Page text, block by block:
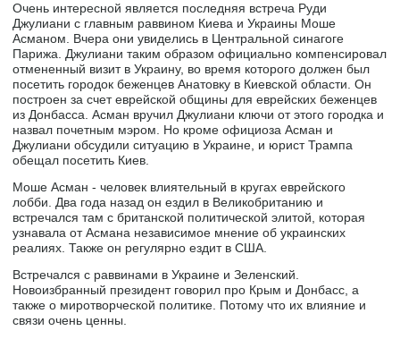
Очень интересной является последняя встреча Руди
Джулиани с главным раввином Киева и Украины Моше
Асманом. Вчера они увиделись в Центральной синагоге
Парижа. Джулиани таким образом официально компенсировал
отмененный визит в Украину, во время которого должен был
посетить городок беженцев Анатовку в Киевской области. Он
построен за счет еврейской общины для еврейских беженцев
из Донбасса. Асман вручил Джулиани ключи от этого городка и
назвал почетным мэром. Но кроме официоза Асман и
Джулиани обсудили ситуацию в Украине, и юрист Трампа
обещал посетить Киев.
Моше Асман - человек влиятельный в кругах еврейского
лобби. Два года назад он ездил в Великобританию и
встречался там с британской политической элитой, которая
узнавала от Асмана независимое мнение об украинских
реалиях. Также он регулярно ездит в США.
Встречался с раввинами в Украине и Зеленский.
Новоизбранный президент говорил про Крым и Донбасс, а
также о миротворческой политике. Потому что их влияние и
связи очень ценны.